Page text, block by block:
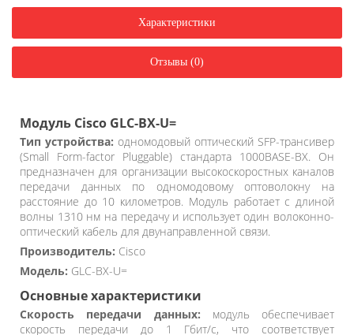
Характеристики
Отзывы (0)
Модуль Cisco GLC-BX-U=
Тип устройства: одномодовый оптический SFP-трансивер
(Small Form-factor Pluggable) стандарта 1000BASE-BX. Он
предназначен для организации высокоскоростных каналов
передачи данных по одномодовому оптоволокну на
расстояние до 10 километров. Модуль работает с длиной
волны 1310 нм на передачу и использует один волоконно-
оптический кабель для двунаправленной связи.
Производитель: Cisco
Модель: GLC-BX-U=
Основные характеристики
Скорость передачи данных: модуль обеспечивает
скорость передачи до 1 Гбит/с, что соответствует